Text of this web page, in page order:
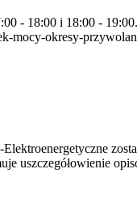
- 18:00 i 18:00 -
mocy-okresy-
uszczegółowienie